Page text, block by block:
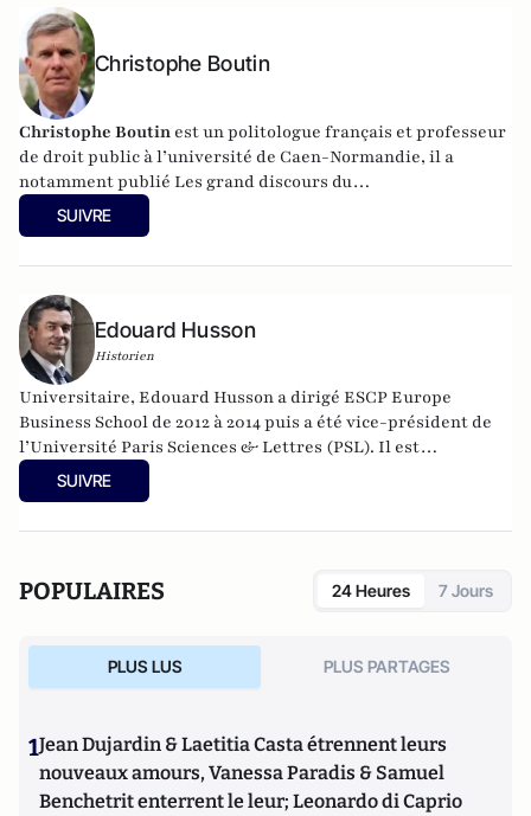
Christophe Boutin
Christophe Boutin est un politologue français et professeur
de droit public à l’université de Caen-Normandie, il a
notamment publié Les grand discours du
XXe siècle(Flammarion 2009) et co-dirigé
du conservatisme
du Pont-Neuf.
SUIVRE
Edouard Husson
Historien
Universitaire, Edouard Husson a dirigé ESCP Europe
Business School de 2012 à 2014puis a été vice-président de
l’Université Paris Sciences & Lettres (PSL). Il est
actuellement professeur à l’Institut Franco-Allemand
d’Etudes Européennes (à l’Université de Cergy-Pontoise).
d’ouvrages et de nombreux articles sur l’histoire de
mondialisations, l’histoire de la monnaie, l’histoire du
nazisme et des autres violences de masse au XXème siècle
ou l’histoire des relations internationales et des conflits
Benjamin Disraëli.
SUIVRE
POPULAIRES 24 Heures 7 Jours
PLUS LUS PLUS PARTAGES
1Jean Dujardin & Laetitia Casta étrennent leurs
nouveaux amours, Vanessa Paradis & Samuel
Benchetrit enterrent le leur; Leonardo di Caprio